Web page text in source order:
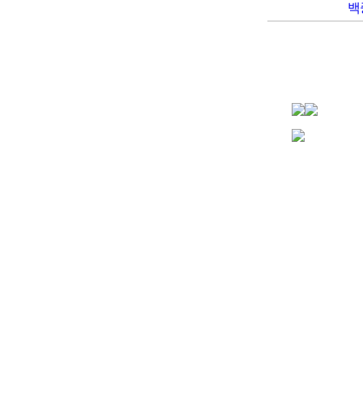
백